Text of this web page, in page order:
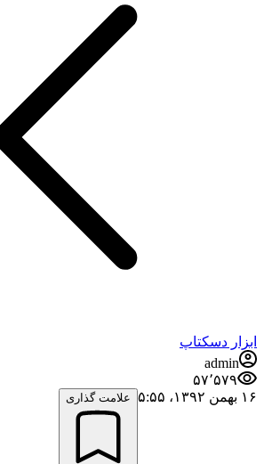
ابزار دسکتاپ
admin
۵۷٬۵۷۹
۱۶ بهمن ۱۳۹۲،‏ ۵:۵۵
علامت گذاری